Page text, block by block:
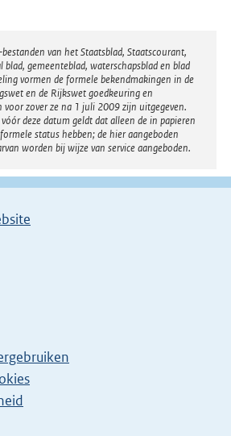
van het Staatsblad, Staatscourant,
blad, gemeenteblad, waterschapsblad en blad
vormen de formele bekendmakingen in de
en de Rijkswet goedkeuring en
voor zover ze na 1 juli 2009 zijn uitgegeven.
deze datum geldt dat alleen de in papieren
status hebben; de hier aangeboden
worden bij wijze van service aangeboden.